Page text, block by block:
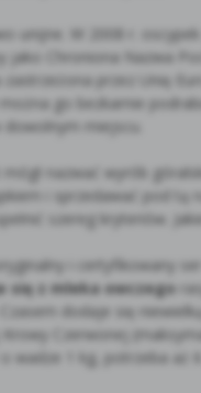
unijne. W 2008 r. oscypek
jako Chroniona Nazwa
przez Unię
można go bezkarnie
miejscu.
mógł nazwać wyrób
i sprzedawać pod tą
szereg kryteriów.
i certyfikowany ser
się z mleka owczego
Czasem dodaje się
Krowy Czerwonej
wadze 1 kg, potrzeba aż 6